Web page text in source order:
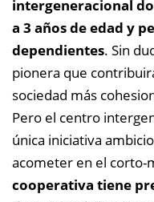
intergeneracional
a 3 años de edad y
dependientes. Sin
pionera que
sociedad más
Pero el centro
única iniciativa
acometer en el corto-
cooperativa tiene